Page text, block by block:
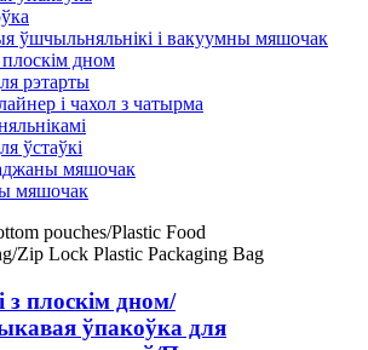
ўшчыльняльнікі і вакуумны мяшочак
дном
рэтарты
і чахол з чатырма
ўстаўкі
мяшочак
мяшочак
плоскім дном/
ўпакоўка для